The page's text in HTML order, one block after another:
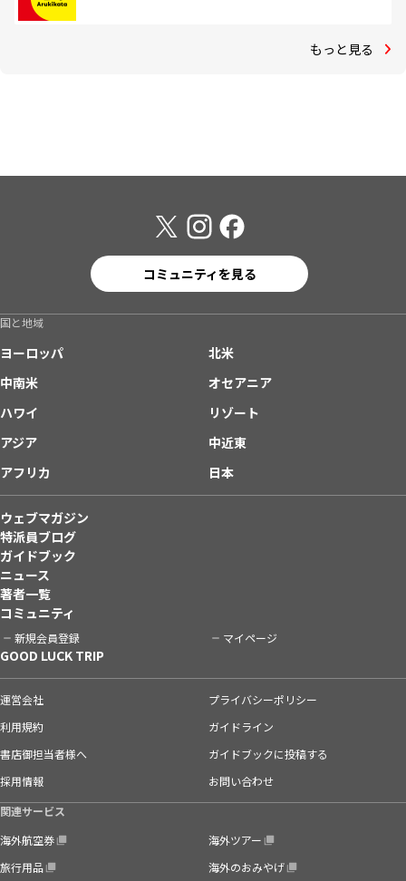
もっと見る
コミュニティを見る
国と地域
ヨーロッパ
北米
中南米
オセアニア
ハワイ
リゾート
アジア
中近東
アフリカ
日本
ウェブマガジン
特派員ブログ
ガイドブック
ニュース
著者一覧
コミュニティ
新規会員登録 マイページ
GOOD LUCK TRIP
運営会社
プライバシーポリシー
利用規約
ガイドライン
書店御担当者様へ
ガイドブックに投稿する
採用情報
お問い合わせ
関連サービス
海外航空券
海外ツアー
旅行用品
海外のおみやげ